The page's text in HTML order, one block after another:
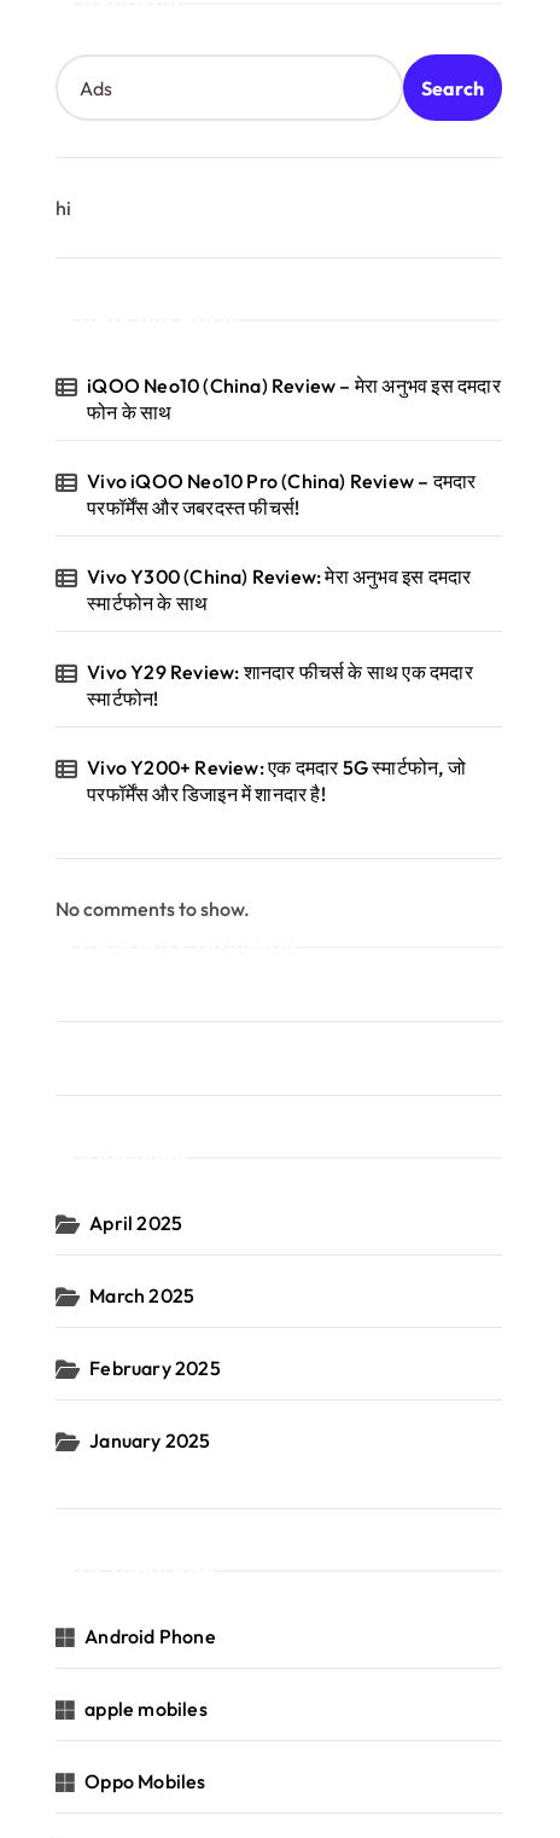
Search
hi
iQOO Neo10 (China) Review – मेरा अनुभव इस दमदार
फोन के साथ
Vivo iQOO Neo10 Pro (China) Review – दमदार
परफॉर्मेंस और जबरदस्त फीचर्स!
Vivo Y300 (China) Review: मेरा अनुभव इस दमदार
स्मार्टफोन के साथ
Vivo Y29 Review: शानदार फीचर्स के साथ एक दमदार
स्मार्टफोन!
Vivo Y200+ Review: एक दमदार 5G स्मार्टफोन, जो
परफॉर्मेंस और डिजाइन में शानदार है!
No comments to show.
April 2025
March 2025
February 2025
January 2025
Android Phone
apple mobiles
Oppo Mobiles